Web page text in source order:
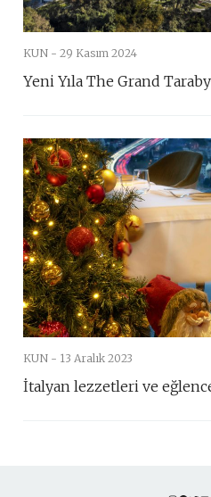
KUN - 29 Kasım 2024
Yeni Yıla The Grand
KUN - 13 Aralık 2023
İtalyan lezzetleri ve